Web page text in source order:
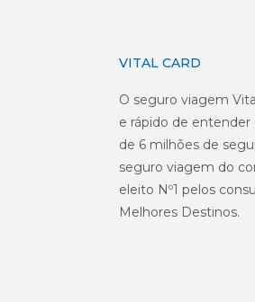
VITAL CARD
O seguro viagem
e rápido de
de 6 milhões de
seguro viagem do
eleito Nº1 pelos
Melhores Destinos.